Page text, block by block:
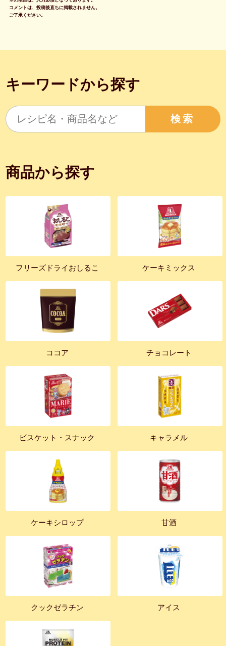
コメントは、投稿後直ちに掲載されません。
ご了承ください。
キーワードから探す
検索
商品から探す
フリーズドライおしるこ ケーキミックス
ココア チョコレート
ビスケット・スナック キャラメル
ケーキシロップ 甘酒
クックゼラチン アイス